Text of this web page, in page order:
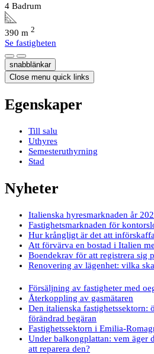
4 Badrum
390 m 2
Se fastigheten
snabblänkar
Close menu quick links
Egenskaper
Till salu
Uthyres
Semesteruthyrning
Stad
Nyheter
Italienska hyresmarknaden år
Fastighetsmarknaden för
Hur krångligt är det att
Att förvärva en bostad i Italien
Boendekrav för att registrera sig
Renovering av lägenhet: vilka
Försäljning av fastigheter med
Återkoppling av gasmätaren
Den italienska fastighetssektorn:
förändrad begäran
Fastighetssektorn i Emilia-
Under balkongplattan: vem äger
att reparera den?